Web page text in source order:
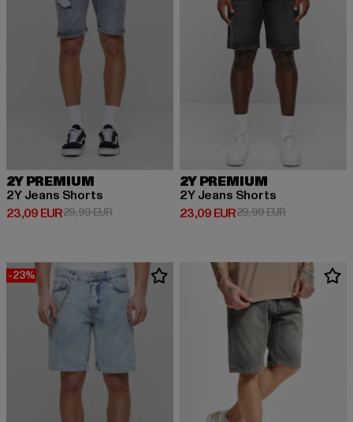
2Y PREMIUM
2Y Jeans Shorts
23,09 EUR
Derzeitiger Preis: 23,09 EUR
29,99 EURAktionspreis: 29,99 EUR
2Y PREMIUM
2Y Jeans Shorts
23,09 EUR
Derzeitiger Preis: 23,09 EUR
29,99 EURAktionspreis:
-23%